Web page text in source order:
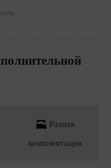
Разная
комплектация